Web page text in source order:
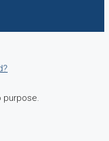
purpose.